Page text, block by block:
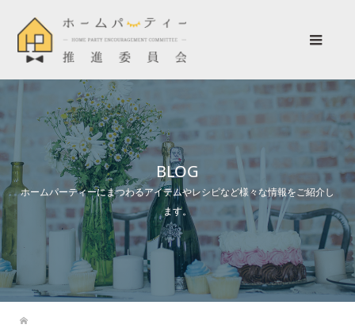
BLOG
ホームパーティーにまつわるアイテムやレシピなど様々な情報をご紹介し
ます。